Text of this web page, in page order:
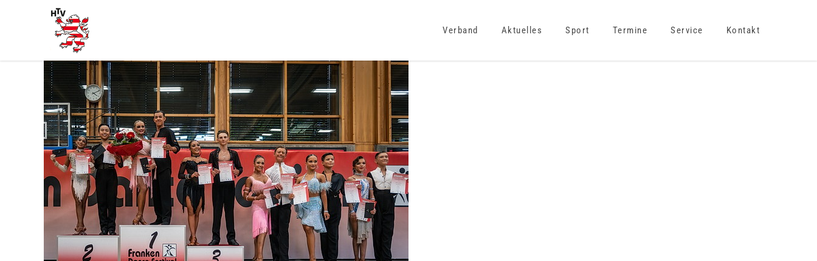
Verband Aktuelles Sport Termine Service Kontakt